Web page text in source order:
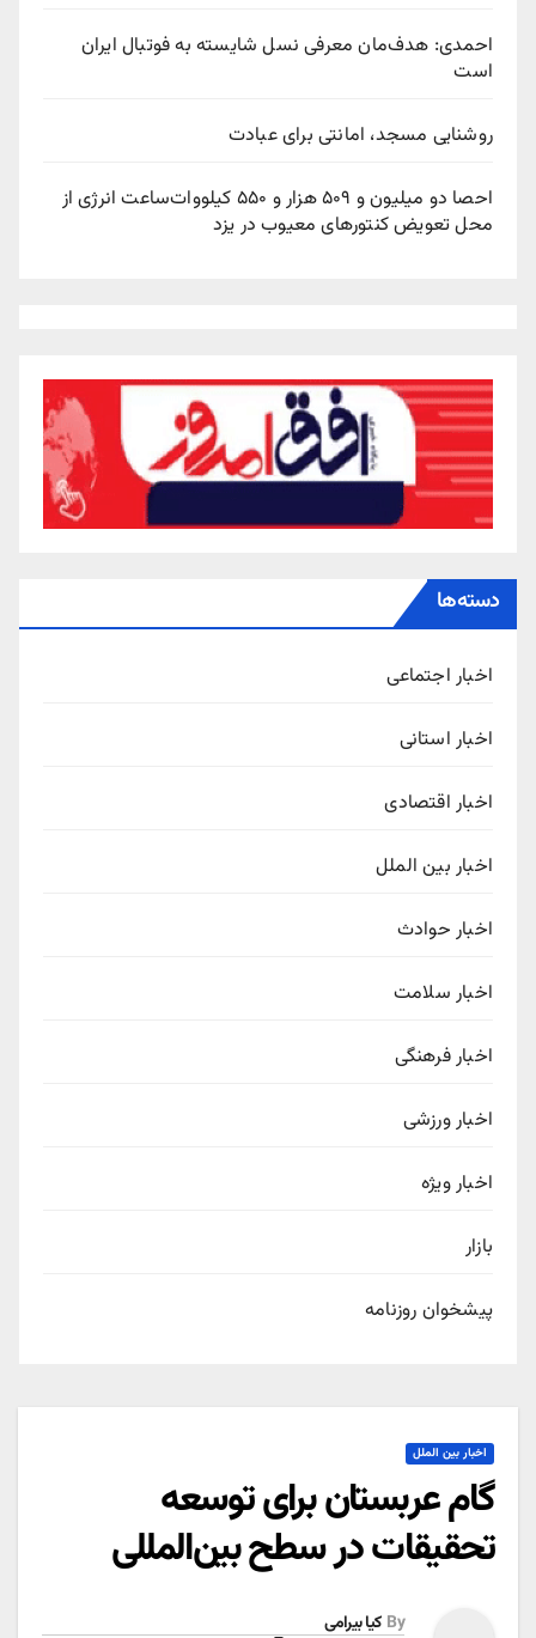
احمدی: هدف‌مان معرفی نسل شایسته به فوتبال ایران
است
روشنایی مسجد، امانتی برای عبادت
احصا دو میلیون و ۵۰۹ هزار و ۵۵۰ کیلووات‌ساعت انرژی از
محل تعویض کنتورهای معیوب در یزد
دسته‌ها
اخبار اجتماعی
اخبار استانی
اخبار اقتصادی
اخبار بین الملل
اخبار حوادث
اخبار سلامت
اخبار فرهنگی
اخبار ورزشی
اخبار ویژه
بازار
پیشخوان روزنامه
اخبار بین الملل
گام عربستان برای توسعه
تحقیقات در سطح بین‌المللی
By کیا بیرامی